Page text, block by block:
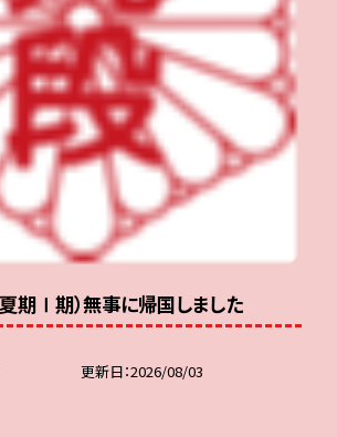
期Ⅰ期）無事に帰国しました
更新日 2026/08/03